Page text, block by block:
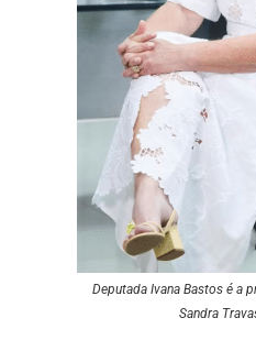
Deputada Ivana Bastos é a
Sandra